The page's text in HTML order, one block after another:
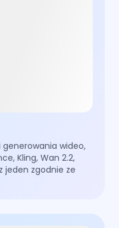
wideo,
Kling, Wan 2.2,
jeden zgodnie ze